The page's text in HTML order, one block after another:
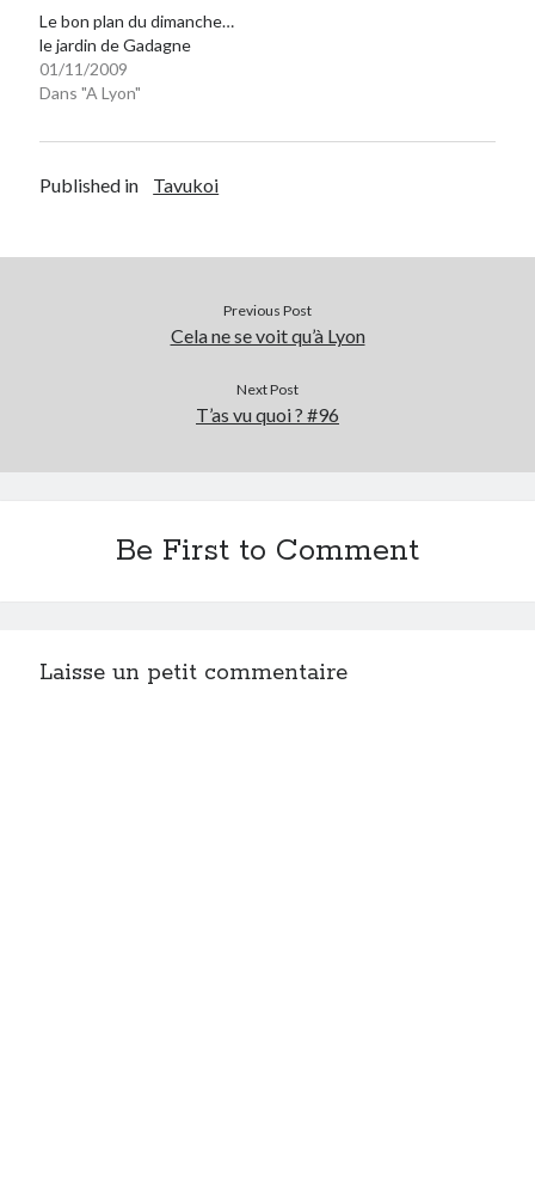
Le bon plan du dimanche…
le jardin de Gadagne
01/11/2009
Dans "A Lyon"
Published in Tavukoi
Previous Post
Cela ne se voit qu’à Lyon
Next Post
T’as vu quoi ? #96
Be First to Comment
Laisse un petit commentaire